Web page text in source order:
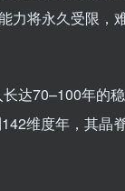
将永久受限，
达70–100年的
维度年，其晶